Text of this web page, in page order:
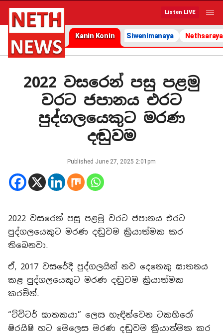
Listen LIVE
Kanin Konin Siwenimanaya Nethsaraya
2022 වසරෙන් පසු පළමු
වරට ජපානය එරට
පුද්ගලයෙකුට මරණ
දඬුවම
Published June 27, 2025 2:01pm
2022 වසරෙන් පසු පළමු වරට ජපානය එරට
පුද්ගලයෙකුට මරණ දඬුවම ක්‍රියාත්මක කර
තිබෙනවා.
ඒ, 2017 වසරේදී පුද්ගලයින් නව දෙනෙකු ඝාතනය
කළ පුද්ගලයෙකුට මරණ දඬුවම ක්‍රියාත්මක
කරමින්.
“ට්විටර් ඝාතකයා” ලෙස හැඳින්වෙන ටකහිරෝ
ෂිරයිෂි හට මෙලෙස මරණ දඬුවම ක්‍රියාත්මක කර